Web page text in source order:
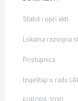
Statut i opći akti
Lokalna razvojna
Pristupnica
Izvještaji o radu